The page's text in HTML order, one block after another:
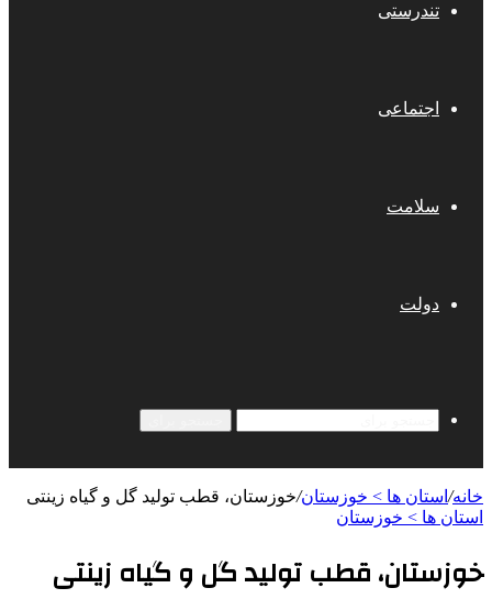
تندرستی
اجتماعی
سلامت
دولت
خانه/ استان ها > خوزستان/خوزستان، قطب تولید گل و گیاه زینتی
استان ها > خوزستان
خوزستان، قطب تولید گل و گیاه زینتی